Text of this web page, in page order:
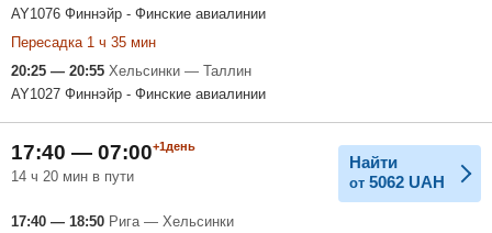
AY1076 Финнэйр - Финские авиалинии
Пересадка 1 ч 35 мин
20:25 — 20:55 Хельсинки — Таллин
AY1027 Финнэйр - Финские авиалинии
17:40 — 07:00+1день
14 ч 20 мин в пути
Найти
от 5062 UAH
17:40 — 18:50 Рига — Хельсинки